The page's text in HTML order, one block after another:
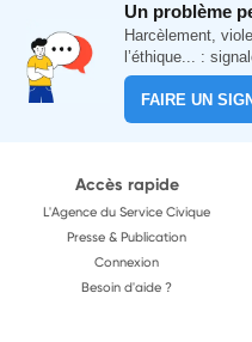
Un problème
Harcèlement,
l’éthique... :
FAIRE UN
Accès rapide
L'Agence du Service Civique
Presse & Publication
Connexion
Besoin d'aide ?